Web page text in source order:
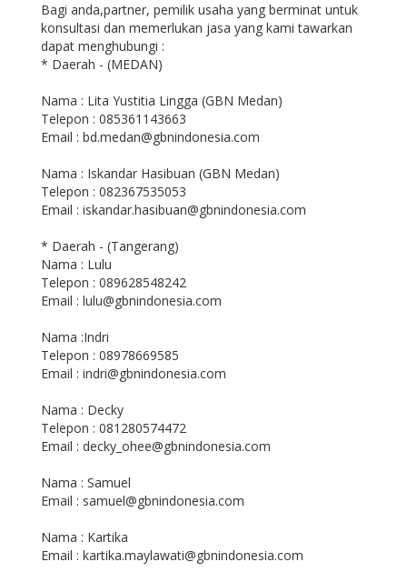
Bagi anda,partner, pemilik usaha yang berminat untuk
konsultasi dan memerlukan jasa yang kami tawarkan
dapat menghubungi :
* Daerah - (MEDAN)
Nama : Lita Yustitia Lingga (GBN Medan)
Telepon : 085361143663
Email : bd.medan@gbnindonesia.com
Nama : Iskandar Hasibuan (GBN Medan)
Telepon : 082367535053
Email : iskandar.hasibuan@gbnindonesia.com
* Daerah - (Tangerang)
Nama : Lulu
Telepon : 089628548242
Email : lulu@gbnindonesia.com
Nama :Indri
Telepon : 08978669585
Email : indri@gbnindonesia.com
Nama : Decky
Telepon : 081280574472
Email : decky_ohee@gbnindonesia.com
Nama : Samuel
Email : samuel@gbnindonesia.com
Nama : Kartika
Email : kartika.maylawati@gbnindonesia.com